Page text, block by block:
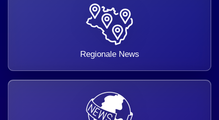
Regionale News